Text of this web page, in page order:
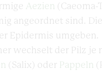
Aezien
angeordnet sind.
Epidermis umgeben.
wechselt der Pilz je
(Salix) oder Pappeln